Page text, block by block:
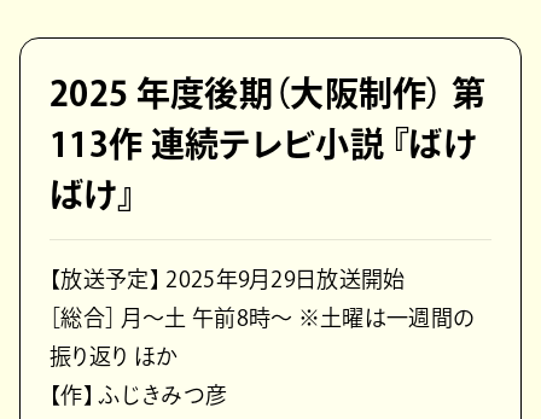
2025 年度後期（大阪制作） 第
113作 連続テレビ小説 『ばけ
ばけ』
【放送予定】 2025年9月29日放送開始
［総合］ 月～土 午前8時～ ※土曜は一週間の
振り返り ほか
【作】 ふじきみつ彦